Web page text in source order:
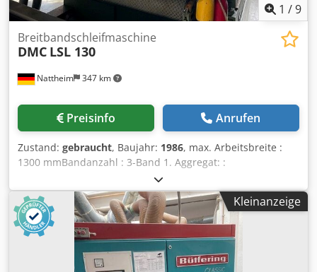
1 /9
Nattheim 347 km
Breitbandschleifmaschine
DMC LSL 130
Preisinfo Anrufen
Zustand: gebraucht, Baujahr: 1986, max. Arbeitsbreite :
1300 mmBandanzahl : 3-Band 1. Aggregat: :
Schuhaggregat Durchmesser 1. Walze : 100 Ausführung 1.
Aggregat : Stahlwalze /Schuh 2. Aggregat: : Walze/Schuh
Durchmesser 2. Walze : 100 Ausführung 2. Aggregat :
Stahlwalze 3. Aggregat: : Walze/Schuh Durchmesser 3.
Walze : 100 mmAusführung 3. Walze : genutete Stahlwalze
Schleifschuh 3. Aggregat : elektronische Einzelglieder
Reinigungsbürsten : Ja Lackschliff möglich : Ja
Kleinanzeige